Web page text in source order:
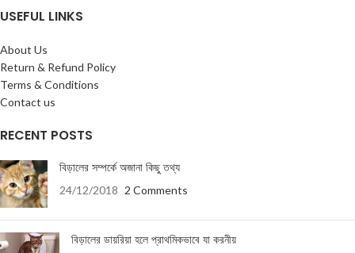
USEFUL LINKS
About Us
Return & Refund Policy
Terms & Conditions
Contact us
RECENT POSTS
বিড়ালের সম্পর্কে অজানা কিছু তথ্য
24/12/2018 2 Comments
বিড়ালের ডায়রিয়া হলে প্রাথমিকভাবে যা করনীয়